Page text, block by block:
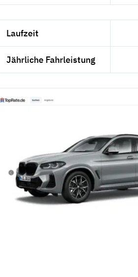
Laufzeit
Jährliche Fahrleistung